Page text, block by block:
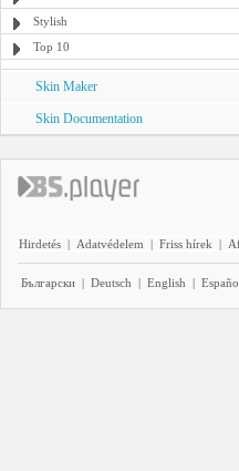
Stylish
Top 10
Skin Maker
Skin Documentation
Hirdetés | Adatvédelem | Friss hírek |
Български | Deutsch | English |